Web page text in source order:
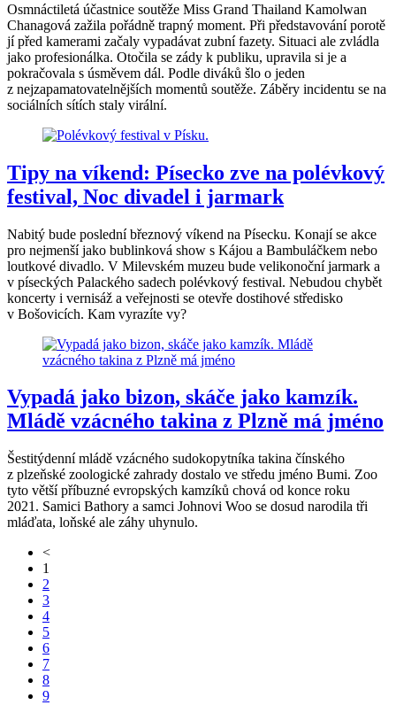
Osmnáctiletá účastnice soutěže Miss Grand Thailand Kamolwan
Chanagová zažila pořádně trapný moment. Při představování porotě
jí před kamerami začaly vypadávat zubní fazety. Situaci ale zvládla
jako profesionálka. Otočila se zády k publiku, upravila si je a
pokračovala s úsměvem dál. Podle diváků šlo o jeden
z nejzapamatovatelnějších momentů soutěže. Záběry incidentu se na
sociálních sítích staly virální.
Tipy na víkend: Písecko zve na polévkový
festival, Noc divadel i jarmark
Nabitý bude poslední březnový víkend na Písecku. Konají se akce
pro nejmenší jako bublinková show s Kájou a Bambuláčkem nebo
loutkové divadlo. V Milevském muzeu bude velikonoční jarmark a
v píseckých Palackého sadech polévkový festival. Nebudou chybět
koncerty i vernisáž a veřejnosti se otevře dostihové středisko
v Bošovicích. Kam vyrazíte vy?
Vypadá jako bizon, skáče jako kamzík.
Mládě vzácného takina z Plzně má jméno
Šestitýdenní mládě vzácného sudokopytníka takina čínského
z plzeňské zoologické zahrady dostalo ve středu jméno Bumi. Zoo
tyto větší příbuzné evropských kamzíků chová od konce roku
2021. Samici Bathory a samci Johnovi Woo se dosud narodila tři
mláďata, loňské ale záhy uhynulo.
<
1
2
3
4
5
6
7
8
9